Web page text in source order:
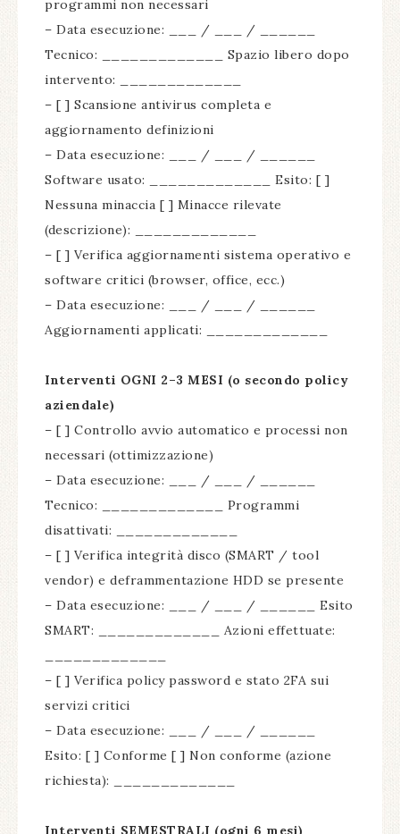
programmi non necessari
– Data esecuzione: ___ / ___ / ______
Tecnico: _____________ Spazio libero dopo
intervento: _____________
– [ ] Scansione antivirus completa e
aggiornamento definizioni
– Data esecuzione: ___ / ___ / ______
Software usato: _____________ Esito: [ ]
Nessuna minaccia [ ] Minacce rilevate
(descrizione): _____________
– [ ] Verifica aggiornamenti sistema operativo e
software critici (browser, office, ecc.)
– Data esecuzione: ___ / ___ / ______
Aggiornamenti applicati: _____________
Interventi OGNI 2–3 MESI (o secondo policy
aziendale)
– [ ] Controllo avvio automatico e processi non
necessari (ottimizzazione)
– Data esecuzione: ___ / ___ / ______
Tecnico: _____________ Programmi
disattivati: _____________
– [ ] Verifica integrità disco (SMART / tool
vendor) e deframmentazione HDD se presente
– Data esecuzione: ___ / ___ / ______ Esito
SMART: _____________ Azioni effettuate:
– [ ] Verifica policy password e stato 2FA sui
servizi critici
– Data esecuzione: ___ / ___ / ______
Esito: [ ] Conforme [ ] Non conforme (azione
richiesta): _____________
Interventi SEMESTRALI (ogni 6 mesi)